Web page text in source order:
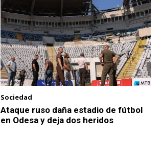
Sociedad
Ataque ruso daña estadio de fútbol
en Odesa y deja dos heridos